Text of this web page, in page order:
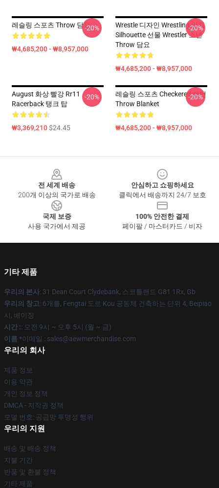
레슬링 스포츠 Throw 담요
₩4,685,200 - ₩8,957,000
-20%
Wrestle 디자인 Wrestling 일치
Silhouette 선물 Wrestler 소년
Throw 담요
₩4,685,200 - ₩8,957,000
-20%
August 화상 빨강 Rr11
Racerback 탱크 탑
₩3,369,210$24.45
-20%
레슬링 스포츠 Checkered 패턴
Throw Blanket
₩4,685,200 - ₩8,957,000
-20%
전 세계 배송
200개 이상의 국가로 배송
안심하고 쇼핑하세요
클릭에서 배송까지 24/7 보호
국제 보증
사용 국가에서 제공
100% 안전한 결제
페이팔 / 마스터카드 / 비자
기타 제품
우리의 본사: 31 Dean Court Clydebank, 스코틀랜드 G81 1Rx, Gb
우리의 창고: 6개를, Fengtai 도로 Kou 공동체 건축하는 단위 4, Beipiao
시, 베이징
시간 :: 오전 9시 ~ 오후 5시 (월 ~ 금)
이름 *이메일 : sales@aewmerchandise.com
우리의 회사
제품 정보
이용 약관
개인 정보 정책
DMCA - 저작권 정책
모델 번호: 공급망 투명성 행위
우리의 지원
배송 및 배송 정책
지불 기간
반품 및 환불 정책
기타 제품